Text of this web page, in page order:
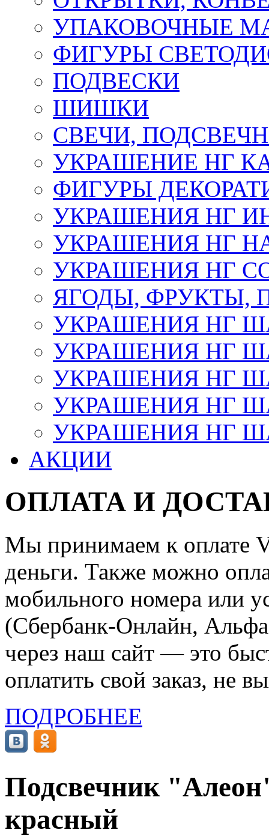
УПАКОВОЧНЫЕ
ФИГУРЫ
ПОДВЕСКИ
ШИШКИ
СВЕЧИ,
УКРАШЕНИЕ НГ
ФИГУРЫ
УКРАШЕНИЯ НГ
УКРАШЕНИЯ НГ
УКРАШЕНИЯ НГ
ЯГОДЫ, ФРУКТЫ,
УКРАШЕНИЯ НГ
УКРАШЕНИЯ НГ
УКРАШЕНИЯ НГ
УКРАШЕНИЯ НГ
УКРАШЕНИЯ НГ
АКЦИИ
ОПЛАТА И
Мы принимаем к оплате
деньги. Также можно
мобильного номера или
(Сбербанк-Онлайн,
через наш сайт — это
оплатить свой заказ, не
ПОДРОБНЕЕ
Подсвечник
красный